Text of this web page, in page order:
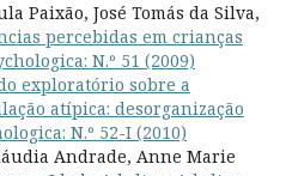
Paixão, José Tomás da Silva,
percebidas em crianças
N.º 51 (2009)
exploratório sobre a
atípica: desorganização
N.º 52-I (2010)
Andrade, Anne Marie